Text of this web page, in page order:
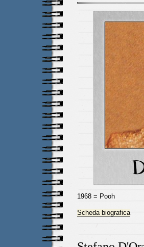
1968 = Pooh
Scheda biografica